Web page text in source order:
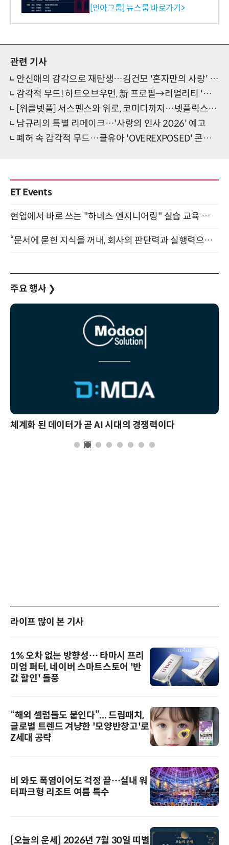
시 세미나 페어 개최
[인아그룹] 뉴스룸 바로가기>
관련 기사
안신애의 감각으로 재탄생…김건모 '혼자만의 사랑' 리메이크
감각적 무드! 하트오브우먼, 新 프로필→리얼리티 '두근두근'
[위클넷플] 서스펜스와 위로, 코미디까지…넷플릭스 신작 라인업
남규리의 특별 리메이크…'사랑의 인사 2026' 예고
폐허 속 감각적 무드…클유아 'OVEREXPOSED' 콘셉트
ET Events
현업에서 바로 쓰는 "하네스 엔지니어링" 실습 교육 워크숍 8월 20일 개최
“문서에 묻힌 지식을 꺼내, 회사의 판단력과 실행력으로 바꾸다” (8/20)
주요 행사 ❯
체계화 된 데이터가 곧 AI 시대의 경쟁력이다
라이프 많이 본 기사
1% 오차 없는 방향성… 타마시 프리
미엄 퍼터, 네이버 스마트스토어 '반
값 할인' 돌풍
“해외 셀럽들도 붙인다”... 드림패치,
글로벌 트렌드 겨냥한 '모양반창고'로
Z세대 공략
비 와도 폭염이어도 걱정 끝…실내 워
터파크형 리조트 여름 특수
[오늘의 운세] 2026년 7월 30일 띠별